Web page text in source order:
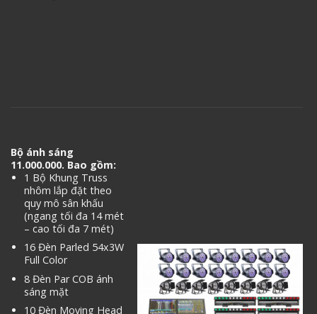
Bộ ánh sáng
11.000.000. Bao gồm:
1 Bộ Khung Truss
nhôm lắp đặt theo
quy mô sân khấu
(ngang tối đa 14 mét
– cao tối đa 7 mét)
16 Đèn Parled 54x3W
Full Color
8 Đèn Par COB ánh
sáng mặt
10 Đèn Moving Head